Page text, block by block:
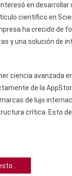
en
científico en
ha crecido de
y una solución de
ciencia avanzada
de la
de lujo
crítica. Esto